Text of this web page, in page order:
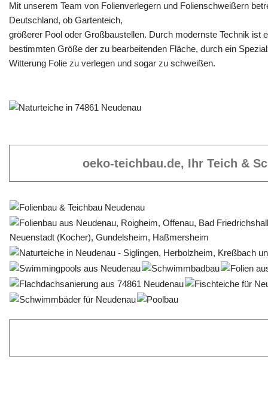
Mit unserem Team von Folienverlegern und Folien­schweißern
Deutschland, ob Gartenteich,
größerer Pool oder Großbaustellen. Durch modernste Technik ist
bestimmten Größe der zu bearbeitenden Fläche, durch ein
Witterung Folie zu verlegen und sogar zu schweißen.
oeko-teichbau.de, Ihr Teich &